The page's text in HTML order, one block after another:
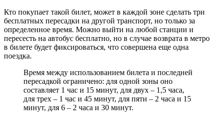
Кто покупает такой билет, может в каждой зоне сделать три
бесплатных пересадки на другой транспорт, но только за
определенное время. Можно выйти на любой станции и
пересесть на автобус бесплатно, но в случае возврата в метро
в билете будет фиксироваться, что совершена еще одна
поездка.
Время между использованием билета и последней
пересадкой ограничено: для одной зоны оно
составляет 1 час и 15 минут, для двух – 1,5 часа,
для трех – 1 час и 45 минут, для пяти – 2 часа и 15
минут, для 6 – 2 часа и 30 минут.